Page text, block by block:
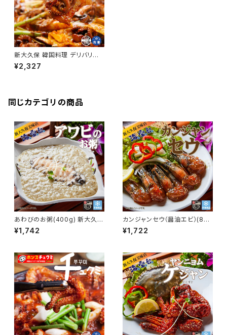
新大久保 韓国料理 デリバリー
チュサム 500g イイダコ サムギ
ョップサル 炒め 1-2人前 YOGI
¥2,327
同じカテゴリの商品
あわびのお粥(400g) 新大久保
韓国料理 お取り寄せ あわび お
粥 韓国食品 1人前 YOGIJOA
¥1,742
カンジャンセウ（醤油エビ）(8
本・300g) 新大久保 韓国料理
お取り寄せ 醤油エビ 韓国食品
¥1,722